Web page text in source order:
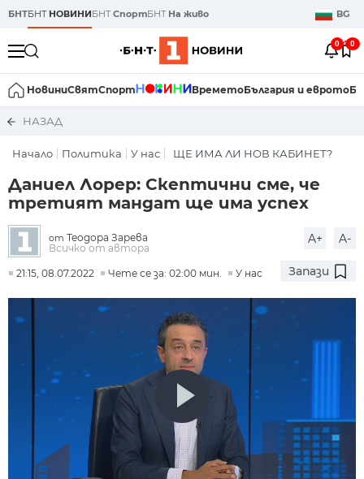
БНТБНТ НОВИНИБНТСпортБНТ На живо BG
0 0
НовиниСвятСпорт ВреметоБългария и еврото
НАЗАД
Начало Политика У нас ЩЕ ИМА ЛИ НОВ КАБИНЕТ?
Даниел Лорер: Скептични сме, че
третият мандат ще има успех
от Теодора Зарева
Всичко от автора
A+ A-
21:15, 08.07.2022 Чете се за: 02:00 мин. У нас Запази